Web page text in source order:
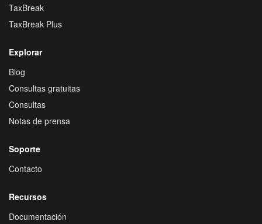
TaxBreak
TaxBreak Plus
Explorar
Blog
Consultas gratuitas
Consultas
Notas de prensa
Soporte
Contacto
Recursos
Documentación